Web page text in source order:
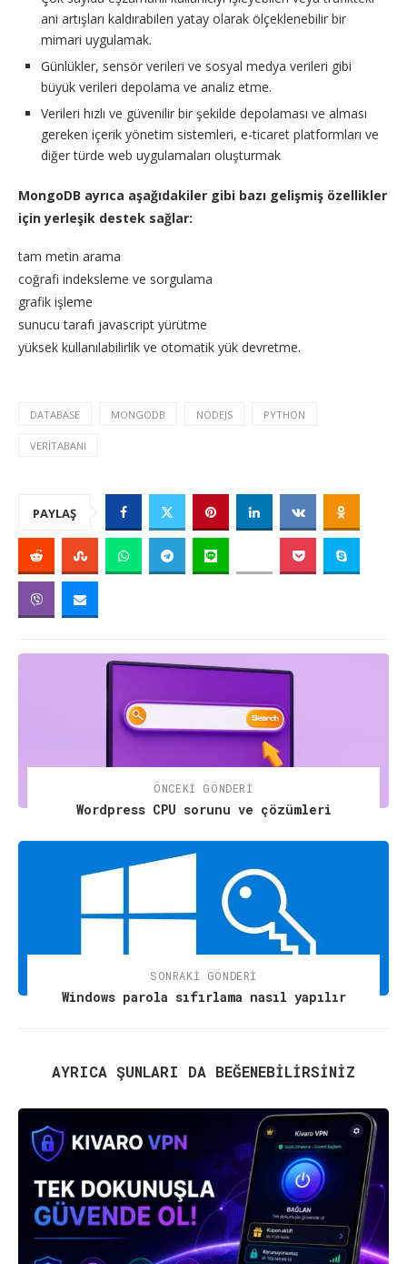
ani artışları kaldırabilen yatay olarak ölçeklenebilir bir
mimari uygulamak.
Günlükler, sensör verileri ve sosyal medya verileri gibi
büyük verileri depolama ve analiz etme.
Verileri hızlı ve güvenilir bir şekilde depolaması ve alması
gereken içerik yönetim sistemleri, e-ticaret platformları ve
diğer türde web uygulamaları oluşturmak
MongoDB ayrıca aşağıdakiler gibi bazı gelişmiş özellikler
için yerleşik destek sağlar:
tam metin arama
coğrafi indeksleme ve sorgulama
grafik işleme
sunucu tarafı javascript yürütme
yüksek kullanılabilirlik ve otomatik yük devretme.
DATABASE MONGODB NODEJS PYTHON
VERITABANI
PAYLAŞ
ÖNCEKI GÖNDERI
Wordpress CPU sorunu ve çözümleri
SONRAKI GÖNDERI
Windows parola sıfırlama nasıl yapılır
AYRICA ŞUNLARI DA BEĞENEBILIRSINIZ